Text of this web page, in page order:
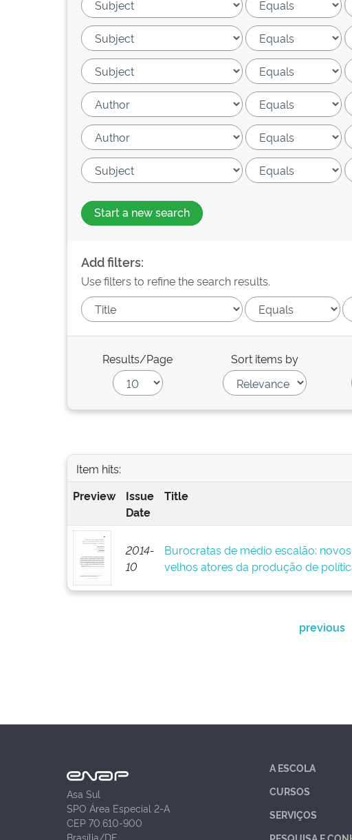
Start a new search
Add filters:
Use filters to refine the search results.
Results/Page Sort items by
Item hits:
Preview
Issue
Date
Title
2014-
10
Burocratas de médio escalão:
velhos atores da produção de
previous
Asa Sul
SPO Área Especial 2-A
CEP 70.610-900
Brasília/DF
A ESCOLA
CURSOS
SERVIÇOS